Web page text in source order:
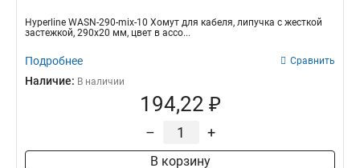
Hyperline WASN-290-mix-10 Хомут для кабеля, липучка с жесткой
застежкой, 290x20 мм, цвет в ассо...
Подробнее Сравнить
Наличие: В наличии
194,22 ₽
– +
В корзину